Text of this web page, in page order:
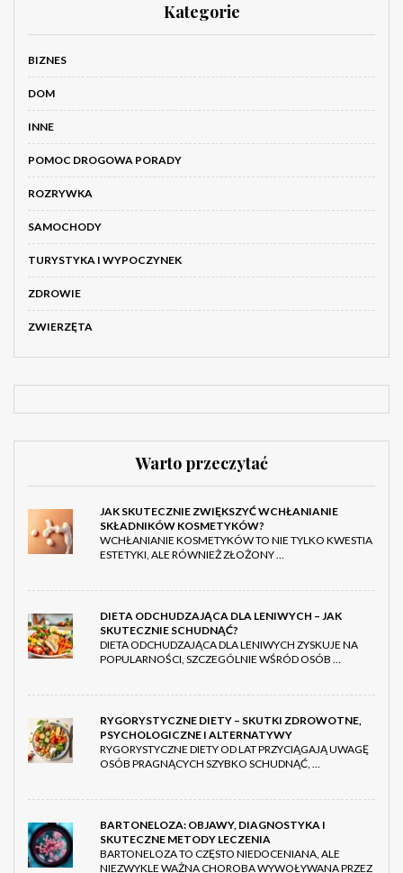
Kategorie
BIZNES
DOM
INNE
POMOC DROGOWA PORADY
ROZRYWKA
SAMOCHODY
TURYSTYKA I WYPOCZYNEK
ZDROWIE
ZWIERZĘTA
Warto przeczytać
JAK SKUTECZNIE ZWIĘKSZYĆ WCHŁANIANIE
SKŁADNIKÓW KOSMETYKÓW?
WCHŁANIANIE KOSMETYKÓW TO NIE TYLKO KWESTIA
ESTETYKI, ALE RÓWNIEŻ ZŁOŻONY …
DIETA ODCHUDZAJĄCA DLA LENIWYCH – JAK
SKUTECZNIE SCHUDNĄĆ?
DIETA ODCHUDZAJĄCA DLA LENIWYCH ZYSKUJE NA
POPULARNOŚCI, SZCZEGÓLNIE WŚRÓD OSÓB …
RYGORYSTYCZNE DIETY – SKUTKI ZDROWOTNE,
PSYCHOLOGICZNE I ALTERNATYWY
RYGORYSTYCZNE DIETY OD LAT PRZYCIĄGAJĄ UWAGĘ
OSÓB PRAGNĄCYCH SZYBKO SCHUDNĄĆ, …
BARTONELOZA: OBJAWY, DIAGNOSTYKA I
SKUTECZNE METODY LECZENIA
BARTONELOZA TO CZĘSTO NIEDOCENIANA, ALE
NIEZWYKLE WAŻNA CHOROBA WYWOŁYWANA PRZEZ